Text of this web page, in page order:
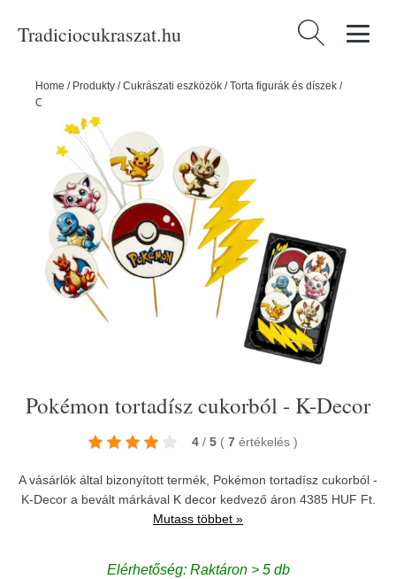
Tradiciocukraszat.hu Keresés:
Home / Produkty /Cukrászati eszközök /Torta figurák és díszek /
Cukordekorációk
Pokémon tortadísz cukorból - K-Decor
4 / 5 ( 7 értékelés )
A vásárlók által bizonyított termék, Pokémon tortadísz cukorból -
K-Decor a bevált márkával K decorkedvező áron 4385 HUF Ft.
Mutass többet »
Elérhetőség: Raktáron > 5 db